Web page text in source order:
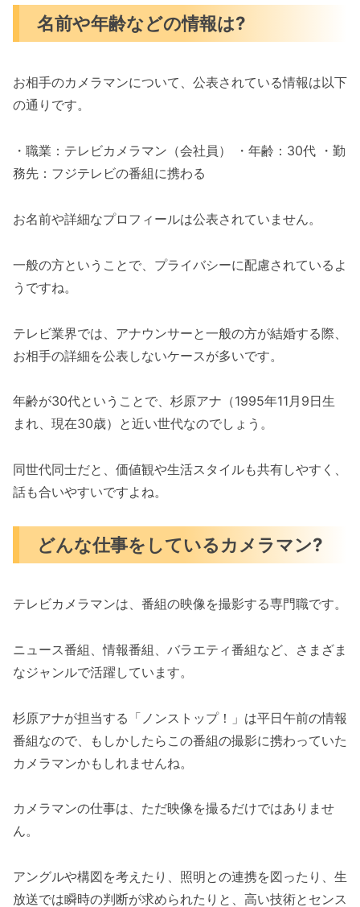
名前や年齢などの情報は?
お相手のカメラマンについて、公表されている情報は以下
の通りです。
・職業：テレビカメラマン（会社員） ・年齢：30代 ・勤
務先：フジテレビの番組に携わる
お名前や詳細なプロフィールは公表されていません。
一般の方ということで、プライバシーに配慮されているよ
うですね。
テレビ業界では、アナウンサーと一般の方が結婚する際、
お相手の詳細を公表しないケースが多いです。
年齢が30代ということで、杉原アナ（1995年11月9日生
まれ、現在30歳）と近い世代なのでしょう。
同世代同士だと、価値観や生活スタイルも共有しやすく、
話も合いやすいですよね。
どんな仕事をしているカメラマン?
テレビカメラマンは、番組の映像を撮影する専門職です。
ニュース番組、情報番組、バラエティ番組など、さまざま
なジャンルで活躍しています。
杉原アナが担当する「ノンストップ！」は平日午前の情報
番組なので、もしかしたらこの番組の撮影に携わっていた
カメラマンかもしれませんね。
カメラマンの仕事は、ただ映像を撮るだけではありませ
ん。
アングルや構図を考えたり、照明との連携を図ったり、生
放送では瞬時の判断が求められたりと、高い技術とセンス